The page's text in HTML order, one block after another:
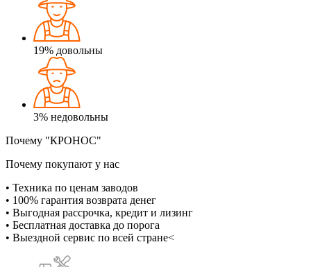
19% довольны
3% недовольны
Почему "КРОНОС"
Почему покупают у нас
• Техника по ценам заводов
• 100% гарантия возврата денег
• Выгодная рассрочка, кредит и лизинг
• Бесплатная доставка до порога
• Выездной сервис по всей стране<